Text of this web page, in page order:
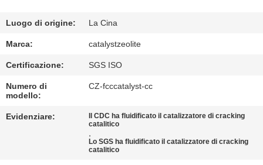
QUALITÀ
CONTATTICI
NOTIZIE
Luogo di origine: La Cina
Marca: catalystzeolite
Certificazione: SGS ISO
Numero di
modello:
CZ-fcccatalyst-cc
Evidenziare:
Il CDC ha fluidificato il catalizzatore di cracking
catalitico
,
Lo SGS ha fluidificato il catalizzatore di cracking
catalitico